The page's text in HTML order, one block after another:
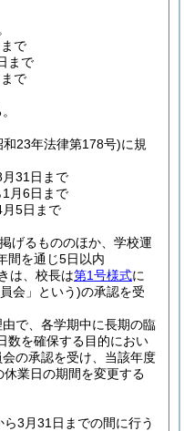
で
まで
で
和23年法律第178号)に規
31日まで
月6日まで
5日まで
げるもののほか、学校運
間を通じ5日以内
は、校長は第1号様式に
会」という)の承認を受
で、各学期中に長期の臨
数を確保する目的におい
の承認を受け、当該年度
休業日の期間を変更する
3月31日までの間に行う